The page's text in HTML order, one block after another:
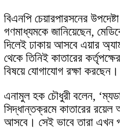
বিএনপি চেয়ারপারসনের
গণমাধ্যমকে জানিয়েছেন,
দিলেই ঢাকায় আসবে এয়ার
থেকে তিনিই কাতারের
বিষয়ে যোগাযোগ রক্ষা করছেন।
এনামুল হক চৌধুরী বলেন,
সিদ্ধান্তক্রমে কাতারের রয়েল
আসবে। সেই ভাবে তারা এখন